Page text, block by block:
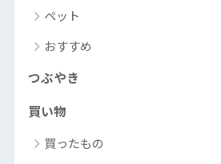
ペット
おすすめ
つぶやき
買い物
買ったもの